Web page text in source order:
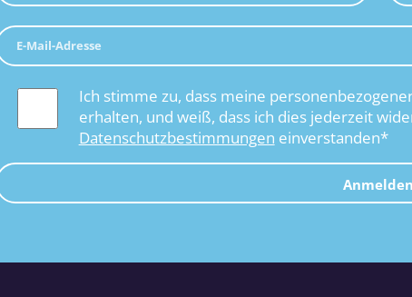
Ich stimme zu, dass meine
erhalten, und weiß, dass ich dies jederzeit
Datenschutzbestimmungen einverstanden*
Anmelden